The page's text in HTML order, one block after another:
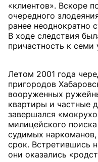
«клиентов». Вскоре
очередного
ранее неоднократно
В ходе следствия
причастность к семи
Летом 2001 года
пригородов
вооруженных
квартиры и частные
завершался
милицейского
судимых
срок. Встретившись
они оказались